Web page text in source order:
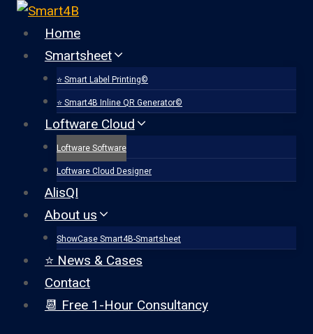
Doorgaan
naar
inhoud
Home
Smartsheet
⭐ Smart Label Printing©
⭐ Smart4B Inline QR Generator©
Loftware Cloud
Loftware Software
Loftware Cloud Designer
AlisQI
About us
ShowCase Smart4B-Smartsheet
⭐ News & Cases
Contact
📆 Free 1-Hour Consultancy